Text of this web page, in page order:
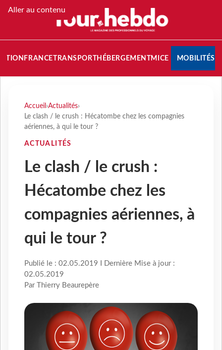
Aller au contenu
FRANCETRANSPORT HÉBERGEMENTMICE MOBILITÉS
Accueil ›Actualités›
Le clash / le crush : Hécatombe chez les compagnies
aériennes, à qui le tour ?
ACTUALITÉS
Le clash / le crush :
Hécatombe chez les
compagnies aériennes, à
qui le tour ?
Publié le : 02.05.2019 I Dernière Mise à jour :
02.05.2019
Par Thierry Beaurepère